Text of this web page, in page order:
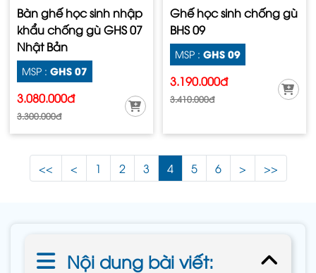
Bàn ghế học sinh nhập
khẩu chống gù GHS 07
Nhật Bản
MSP : GHS 07
3.080.000đ
3.300.000đ
Ghế học sinh chống gù
BHS 09
MSP : GHS 09
3.190.000đ
3.410.000đ
<< < 1 2 3 4 5 6 > >>
Nội dung bài viết: